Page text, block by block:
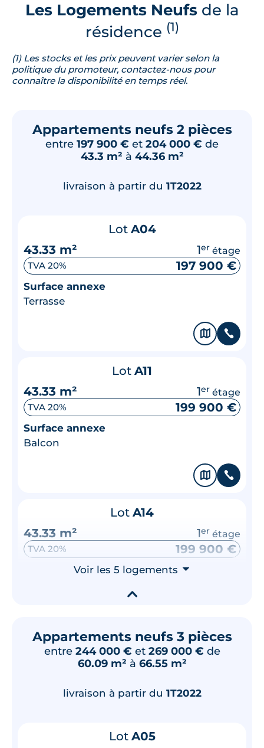
Les Logements Neufsde la
résidence (1)
(1) Les stocks et les prix peuvent varier selon la
politique du promoteur, contactez-nous pour
connaître la disponibilité en temps réel.
Appartements neufs 2 pièces
entre 197 900 € et 204 000 € de
43.3 m² à 44.36 m²
livraison à partir du 1T2022
Lot A04
43.33 m²
1er étage
TVA 20% 197 900 €
Surface annexe
Terrasse
🗞 📞
Lot A11
43.33 m²
1er étage
TVA 20% 199 900 €
Surface annexe
Balcon
🗞 📞
Lot A14
43.33 m²
1er étage
TVA 20% 199 900 €
Surface annexe
Lot A10
TVA 20% 201 900 €
Voir les 5 logements ⮟
▾
Appartements neufs 3 pièces
entre 244 000 € et 269 000 € de
60.09 m² à 66.55 m²
livraison à partir du 1T2022
Lot A05